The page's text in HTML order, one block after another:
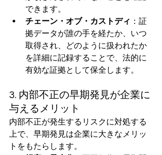
できます。
チェーン・オブ・カストディ ：証
拠データが誰の手を経たか、いつ
取得され、どのように扱われたか
を詳細に記録することで、法的に
有効な証拠として保全します。
3. 内部不正の早期発見が企業に
与えるメリット
内部不正が発生するリスクに対処する
上で、早期発見は企業に大きなメリッ
トをもたらします。